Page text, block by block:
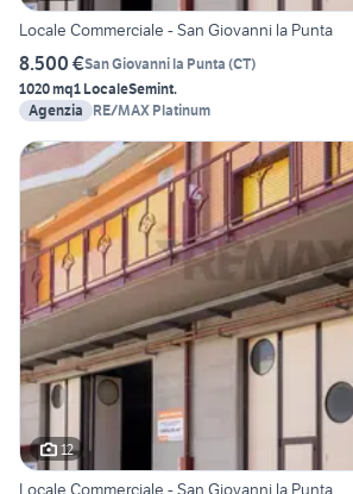
Locale Commerciale - San Giovanni la Punta
8.500 €San Giovanni la Punta (CT)
1020 mq1 LocaleSemint.
Agenzia
RE/MAX Platinum
12
Locale Commerciale - San Giovanni la Punta